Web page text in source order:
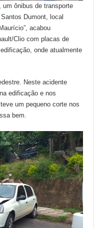
um ônibus de transporte
Dumont, local
acabou
Clio com placas de
onde atualmente
Neste acidente
edificação e nos
um pequeno corte nos
bem.